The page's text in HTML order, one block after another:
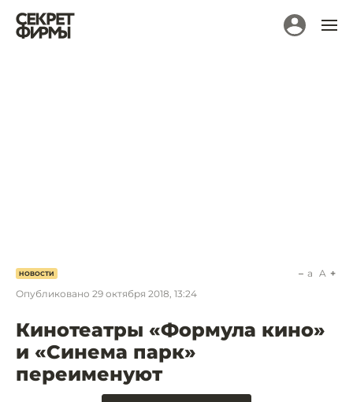
НОВОСТИ
Опубликовано 29 октября 2018, 13:24
a A
Кинотеатры «Формула кино»
и «Синема парк»
переименуют